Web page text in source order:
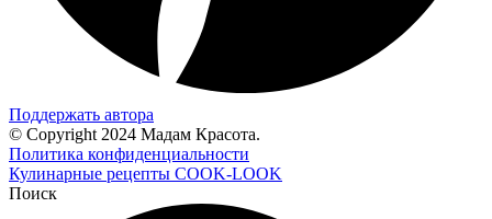
Поддержать автора
© Copyright 2024 Мадам Красота.
Политика конфиденциальности
Кулинарные рецепты COOK-LOOK
Поиск